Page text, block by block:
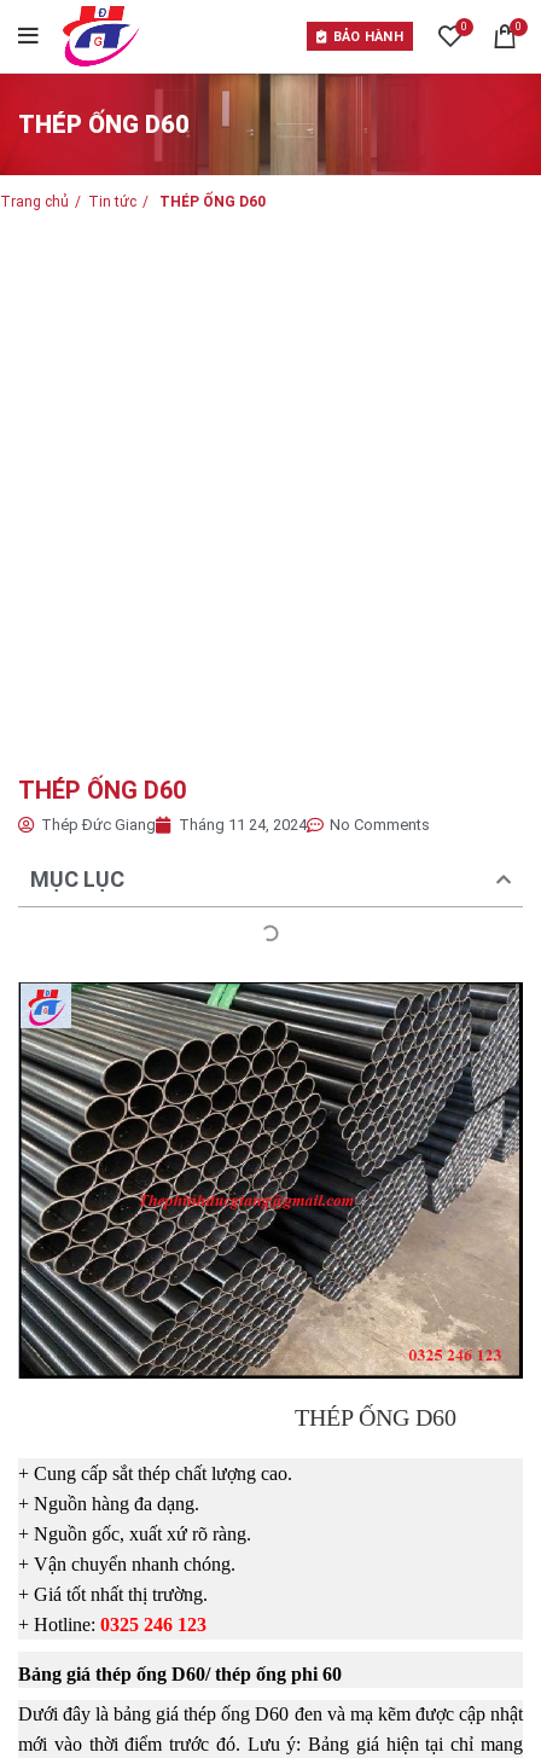
BẢO HÀNH
0 0
THÉP ỐNG D60
Trang chủ Tin tức THÉP ỐNG D60
THÉP ỐNG D60
Thép Đức Giang Tháng 11 24, 2024 No Comments
MỤC LỤC
THÉP ỐNG D60
+ Cung cấp sắt thép chất lượng cao.
+ Nguồn hàng đa dạng.
+ Nguồn gốc, xuất xứ rõ ràng.
+ Vận chuyển nhanh chóng.
+ Giá tốt nhất thị trường.
+ Hotline: 0325 246 123
Bảng giá thép ống D60/ thép ống phi 60
Dưới đây là bảng giá thép ống D60 đen và mạ kẽm được cập nhật
mới vào thời điểm trước đó. Lưu ý: Bảng giá hiện tại chỉ mang